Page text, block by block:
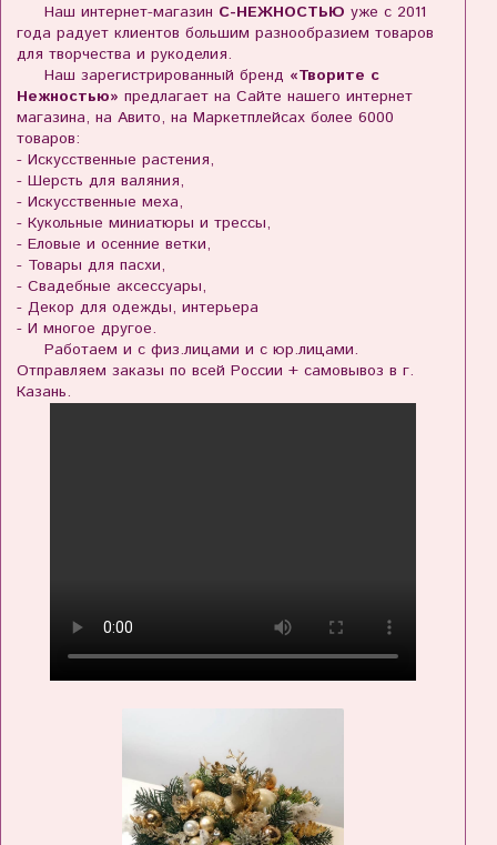
Наш интернет-магазин С-НЕЖНОСТЬЮ уже с 2011
года радует клиентов большим разнообразием товаров
для творчества и рукоделия.
Наш зарегистрированный бренд «Творите с
Нежностью» предлагает на Сайте нашего интернет
магазина, на Авито, на Маркетплейсах более 6000
товаров:
- Искусственные растения,
- Шерсть для валяния,
- Искусственные меха,
- Кукольные миниатюры и трессы,
- Еловые и осенние ветки,
- Товары для пасхи,
- Свадебные аксессуары,
- Декор для одежды, интерьера
- И многое другое.
Работаем и с физ.лицами и с юр.лицами.
Отправляем заказы по всей России + самовывоз в г.
Казань.